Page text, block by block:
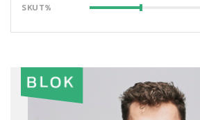
SKUT%
BLOK